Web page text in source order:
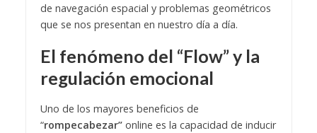
de navegación espacial y problemas geométricos
que se nos presentan en nuestro día a día.
El fenómeno del “Flow” y la
regulación emocional
Uno de los mayores beneficios de
“rompecabezar”online es la capacidad de inducir